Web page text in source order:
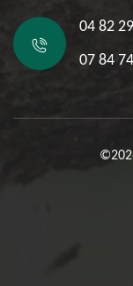
04 82
07 84